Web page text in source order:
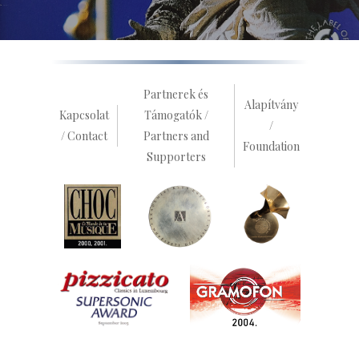
Kapcsolat
/ Contact
Partnerek és
Támogatók /
Partners and
Supporters
Alapítvány
/
Foundation